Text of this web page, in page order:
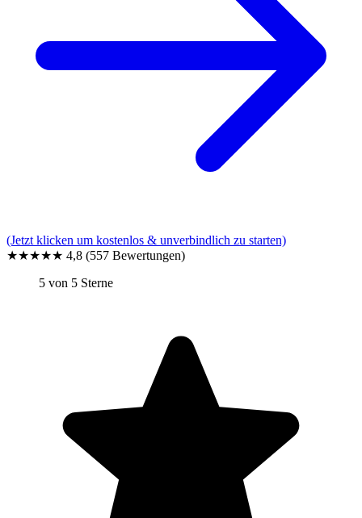
(Jetzt klicken um kostenlos & unverbindlich zu starten)
★★★★★ 4,8 (557 Bewertungen)
5 von 5 Sterne